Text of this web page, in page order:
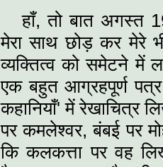
हाँ, तो बात अगस्त
मेरा साथ छोड़ कर मेरे
व्यक्तित्व को समेटने में
एक बहुत आग्रहपूर्ण
कहानियाँ' में रेखाचित्र
पर कमलेश्वर, बंबई पर
कि कलकत्ता पर वह